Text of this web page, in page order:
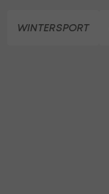
WINTERSPORT